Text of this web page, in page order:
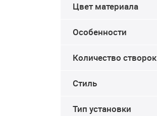
Цвет материала
Особенности
Количество створок
Стиль
Тип установки